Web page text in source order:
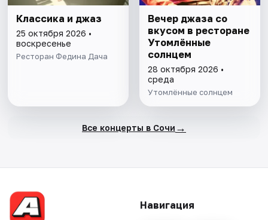
Классика и джаз
25 октября 2026 •
воскресенье
Ресторан Федина Дача
Вечер джаза со
вкусом в ресторане
Утомлённые
солнцем
28 октября 2026 •
среда
Утомлённые солнцем
Все концерты в Сочи →
Навигация